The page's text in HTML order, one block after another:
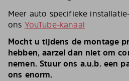
Meer auto specifieke
ons YouTube-kanaal
Mocht u tijdens de montage
hebben, aarzel dan niet om
nemen. Stuur ons a.u.b. een
ons enorm.